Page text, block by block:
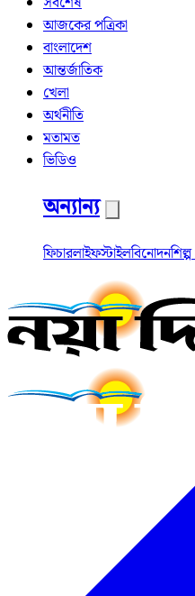
আজকের পত্রিকা
বাংলাদেশ
আন্তর্জাতিক
খেলা
অর্থনীতি
মতামত
ভিডিও
অন্যান্য
ফিচারলাইফস্টাইলবিনোদন